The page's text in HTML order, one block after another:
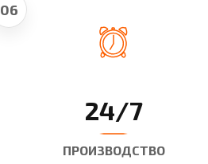
06
24/7
ПРОИЗВОДСТВО